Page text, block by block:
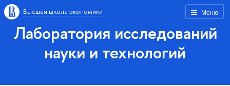
Меню
Высшая школа экономики
Лаборатория исследований
науки и технологий